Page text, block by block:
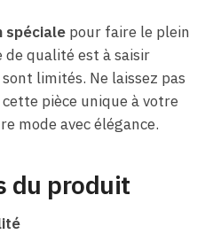
spéciale pour faire le plein
de qualité est à saisir
limités. Ne laissez pas
cette pièce unique à votre
mode avec élégance.
du produit